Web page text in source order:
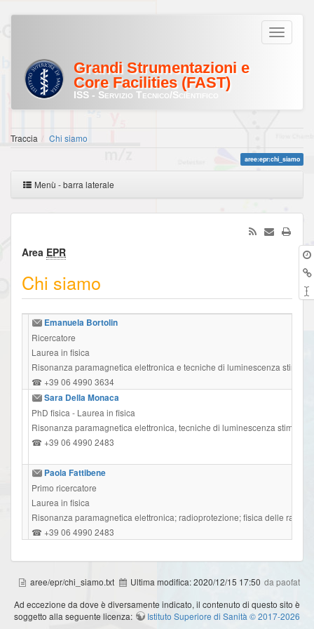
Grandi Strumentazioni e
Core Facilities (FAST)
ISS - Servizio Tecnico/Scientifico
Traccia Chi siamo
aree:epr:chi_siamo
Menù - barra laterale
Area EPR
Chi siamo
Emanuela Bortolin
Ricercatore
Laurea in fisica
Risonanza paramagnetica elettronica e tecniche di luminescenza
☎ +39 06 4990 3634
Sara Della Monaca
PhD fisica - Laurea in fisica
Risonanza paramagnetica elettronica, tecniche di luminescenza
☎ +39 06 4990 2483
Paola Fattibene
Primo ricercatore
Laurea in fisica
Risonanza paramagnetica elettronica; radioprotezione; fisica delle
☎ +39 06 4990 2483
aree/epr/chi_siamo.txt Ultima modifica:2020/12/15 17:50 da paofat
Ad eccezione da dove è diversamente indicato, il contenuto di questo sito è
soggetto alla seguente licenza:
Istituto Superiore di Sanità © 2017-2026